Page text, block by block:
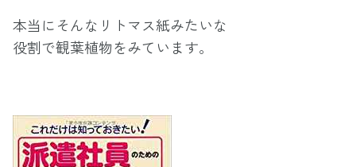
本当にそんなリトマス紙みたいな
役割で観葉植物をみています。